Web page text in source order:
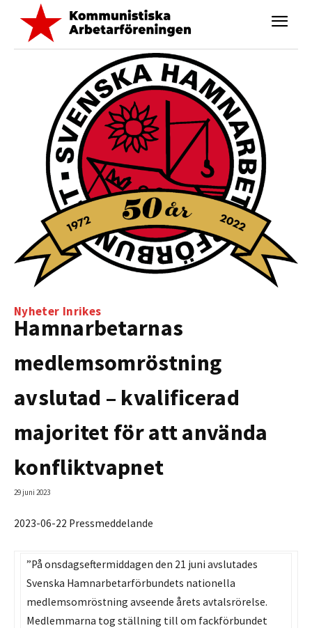
Nyheter Inrikes
Hamnarbetarnas
medlemsomröstning
avslutad – kvalificerad
majoritet för att använda
konfliktvapnet
29 juni 2023
2023-06-22 Pressmeddelande
”På onsdagseftermiddagen den 21 juni avslutades
Svenska Hamnarbetarförbundets nationella
medlemsomröstning avseende årets avtalsrörelse.
Medlemmarna tog ställning till om fackförbundet